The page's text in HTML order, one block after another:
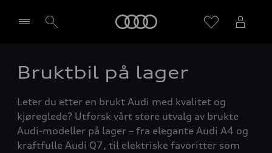
Velg forhandler
Bruktbil på lager
Leter du etter en brukt Audi med kvalitet og
kjøreglede? Utforsk vårt store utvalg av brukte
Audi-modeller på lager – fra elegante Audi A4 og
kraftfulle Audi Q7, til elektriske favoritter som